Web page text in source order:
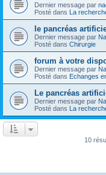
Dernier message par
Posté dans La
le pancréas
Dernier message par
Posté dans Chirurgie
forum à votre
Dernier message par
Posté dans Echanges
Le pancréas
Dernier message par
Posté dans La
10